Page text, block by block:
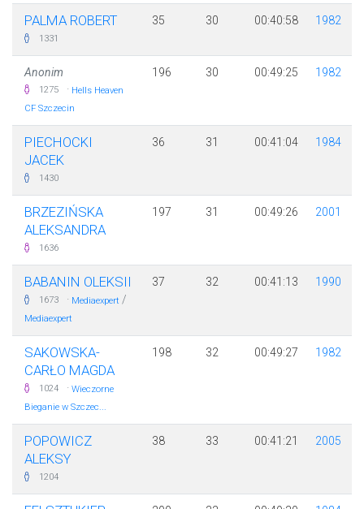
PALMA ROBERT
1331
35 30 00:40:58 1982
Anonim
1275 · Hells Heaven
CF Szczecin
196 30 00:49:25 1982
PIECHOCKI
JACEK
1430
36 31 00:41:04 1984
BRZEZIŃSKA
ALEKSANDRA
1636
197 31 00:49:26 2001
BABANIN OLEKSII
1673 · Mediaexpert /
Mediaexpert
37 32 00:41:13 1990
SAKOWSKA-
CARŁO MAGDA
1024 · Wieczorne
Bieganie w Szczec...
198 32 00:49:27 1982
POPOWICZ
ALEKSY
1204
38 33 00:41:21 2005